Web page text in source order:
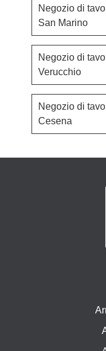
Negozio di
San Marino
Negozio di
Verucchio
Negozio di
Cesena